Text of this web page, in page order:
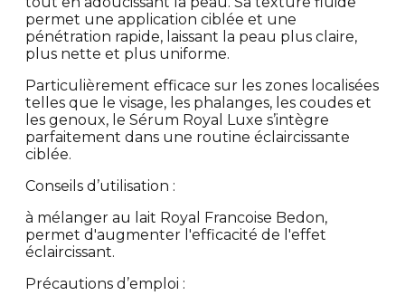
permet une application ciblée et une
pénétration rapide, laissant la peau plus claire,
plus nette et plus uniforme.
Particulièrement efficace sur les zones localisées
telles que le visage, les phalanges, les coudes et
les genoux, le Sérum Royal Luxe s’intègre
parfaitement dans une routine éclaircissante
ciblée.
Conseils d’utilisation :
à mélanger au lait Royal Francoise Bedon,
permet d'augmenter l'efficacité de l'effet
éclaircissant.
Précautions d’emploi :